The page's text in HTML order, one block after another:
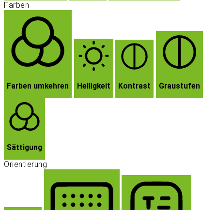
Farben
Farben umkehren Helligkeit Kontrast Graustufen
Sättigung
Orientierung